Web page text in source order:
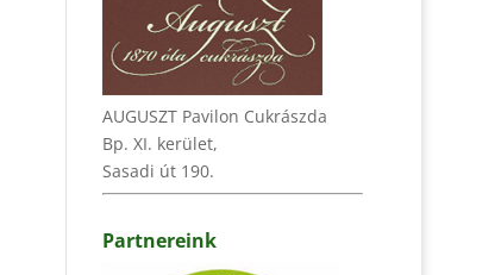
AUGUSZT Pavilon Cukrászda
Bp. XI. kerület,
Sasadi út 190.
Partnereink